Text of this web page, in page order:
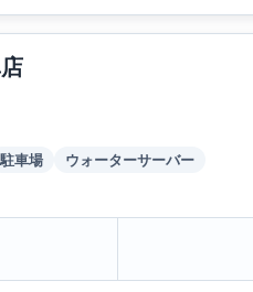
駐車場
ウォーターサーバー